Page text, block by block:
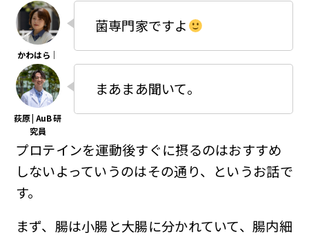
菌専門家ですよ
まあまあ聞いて。
プロテインを運動後すぐに摂るのはおすすめ
しないよっていうのはその通り、というお話で
す。
まず、腸は小腸と大腸に分かれていて、腸内細